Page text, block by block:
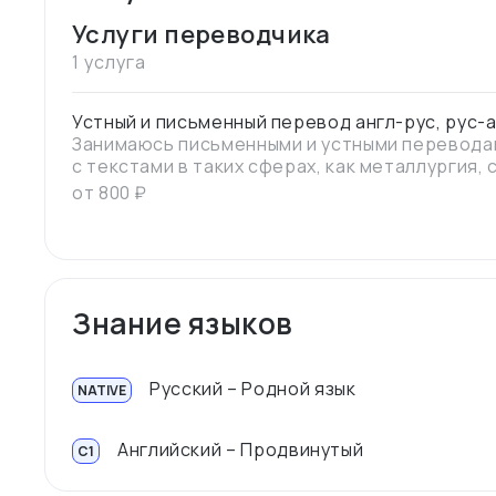
Услуги переводчика
1 услуга
Устный и письменный перевод англ-рус, рус-
Занимаюсь письменными и устными
с текстами в таких сферах, как металлургия,
маркетинг, медицина и художественная
от 800 ₽
Знание языков
NATIVE Русский – Родной язык
C1 Английский – Продвинутый